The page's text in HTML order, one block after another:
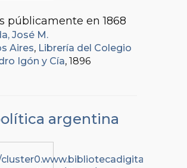
públicamente en 1868
José M.
Aires, Librería del Colegio
Igón y Cía, 1896
argentina